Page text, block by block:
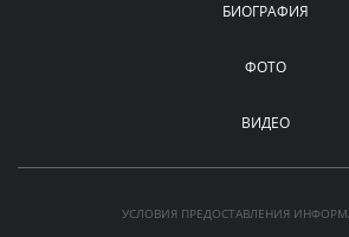
БИОГРАФИЯ
ФОТО
ВИДЕО
УСЛОВИЯ ПРЕДОСТАВЛЕНИЯ